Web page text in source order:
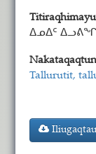
ᐃᓄᐃᑦ
Tallurutit,